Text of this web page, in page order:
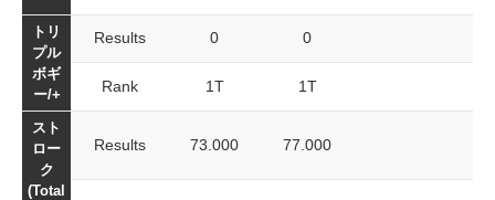
トリ
プル
ボギ
ー/+
Results 0 0
Rank 1T 1T
スト
ロー
ク
(Total
Results 73.000 77.000